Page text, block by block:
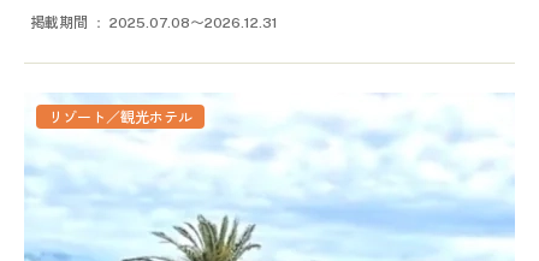
掲載期間 2025.07.08〜2026.12.31
リゾート／観光ホテル